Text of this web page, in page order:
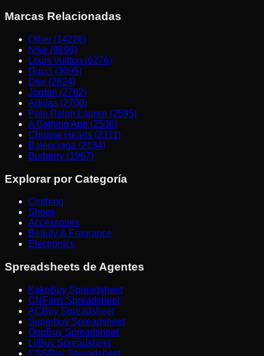
Marcas Relacionadas
Other (14226)
Nike (9896)
Louis Vuitton (6276)
Gucci (3095)
Dior (2824)
Jordan (2782)
Adidas (2700)
Polo Ralph Lauren (2595)
A Bathing Ape (2536)
Chrome Hearts (2311)
Balenciaga (2134)
Burberry (1967)
Explorar por Categoría
Clothing
Shoes
Accessories
Beauty & Fragrance
Electronics
Spreadsheets de Agentes
KakoBuy Spreadsheet
CNFans Spreadsheet
ACBuy Spreadsheet
Superbuy Spreadsheet
OopBuy Spreadsheet
LitBuy Spreadsheet
CSSBuy Spreadsheet